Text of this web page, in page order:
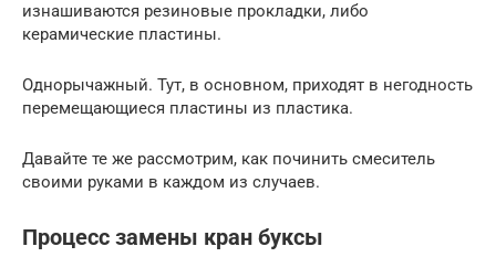
изнашиваются резиновые прокладки, либо
керамические пластины.
Однорычажный. Тут, в основном, приходят в негодность
перемещающиеся пластины из пластика.
Давайте те же рассмотрим, как починить смеситель
своими руками в каждом из случаев.
Процесс замены кран буксы